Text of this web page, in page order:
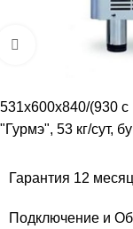
Увеличить
531х600х840/(930
"Гурмэ", 53 кг/сут,
Гарантия 12
Подключение и